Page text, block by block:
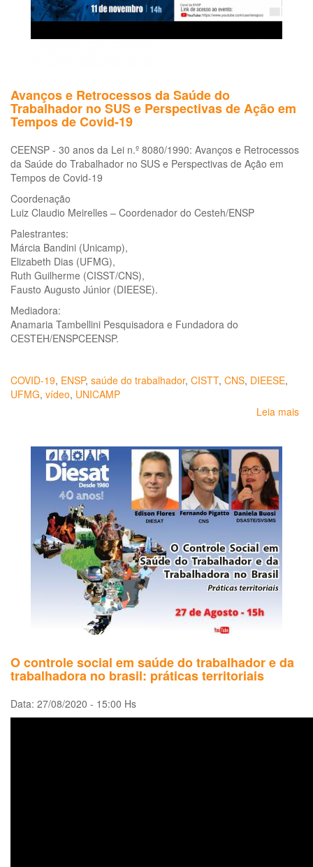
Avanços e Retrocessos da Saúde do
Trabalhador no SUS e Perspectivas de Ação em
Tempos de Covid-19
CEENSP - 30 anos da Lei n.º 8080/1990: Avanços e Retrocessos
da Saúde do Trabalhador no SUS e Perspectivas de Ação em
Tempos de Covid-19
Coordenação
Luiz Claudio Meirelles – Coordenador do Cesteh/ENSP
Palestrantes:
Márcia Bandini (Unicamp),
Elizabeth Dias (UFMG),
Ruth Guilherme (CISST/CNS),
Fausto Augusto Júnior (DIEESE).
Mediadora:
Anamaria Tambellini Pesquisadora e Fundadora do
CESTEH/ENSPCEENSP.
COVID-19, ENSP, saúde do trabalhador, CISTT, CNS, DIEESE,
UFMG, vídeo, UNICAMP
Leia mais
O controle social em saúde do trabalhador e da
trabalhadora no brasil: práticas territoriais
Data: 27/08/2020 - 15:00 Hs